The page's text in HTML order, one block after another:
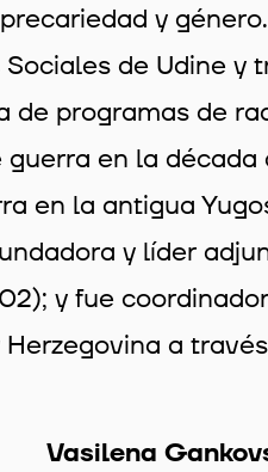
y
de Udine y
programas de
en la década
en la antigua
y líder
y fue
a
Vasilena